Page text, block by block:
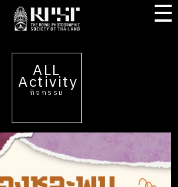
☰
ALL
Activity
กิจกรรม